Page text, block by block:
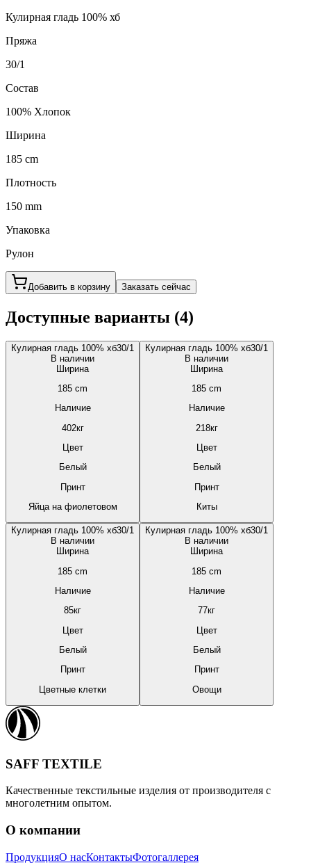
Кулирная гладь 100% хб
Пряжа
30/1
Состав
100% Хлопок
Ширина
185 cm
Плотность
150 mm
Упаковка
Рулон
Добавить в корзину Заказать сейчас
Доступные варианты (4)
Кулирная гладь 100% хб30/1
В наличии
Ширина
185 cm
Наличие
402кг
Цвет
Белый
Принт
Яйца на фиолетовом
Кулирная гладь 100% хб30/1
В наличии
Ширина
185 cm
Наличие
218кг
Цвет
Белый
Принт
Киты
Кулирная гладь 100% хб30/1
В наличии
Ширина
185 cm
Наличие
85кг
Цвет
Белый
Принт
Цветные клетки
Кулирная гладь 100% хб30/1
В наличии
Ширина
185 cm
Наличие
77кг
Цвет
Белый
Принт
Овощи
SAFF TEXTILE
Качественные текстильные изделия от производителя с
многолетним опытом.
О компании
ПродукцияО насКонтактыФотогаллерея